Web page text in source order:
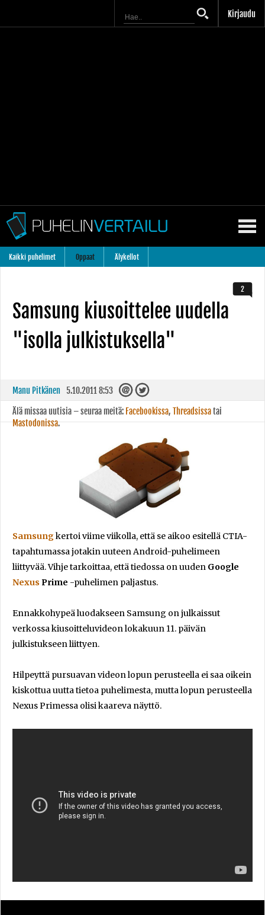
Kirjaudu
Kaikki puhelimet Oppaat Älykellot
Samsung kiusoittelee uudella
"isolla julkistuksella"
2
Manu Pitkänen 5.10.2011 8:53
Älä missaa uutisia – seuraa meitä: Facebookissa, Threadsissatai
Mastodonissa.
Samsungkertoi viime viikolla, että se aikoo esitellä CTIA-
tapahtumassa jotakin uuteen Android-puhelimeen
liittyvää. Vihje tarkoittaa, että tiedossa on uuden Google
Nexus Prime -puhelimen paljastus.
Ennakkohypeä luodakseen Samsung on julkaissut
verkossa kiusoitteluvideon lokakuun 11. päivän
julkistukseen liittyen.
Hilpeyttä pursuavan videon lopun perusteella ei saa oikein
kiskottua uutta tietoa puhelimesta, mutta lopun perusteella
Nexus Primessa olisi kaareva näyttö.